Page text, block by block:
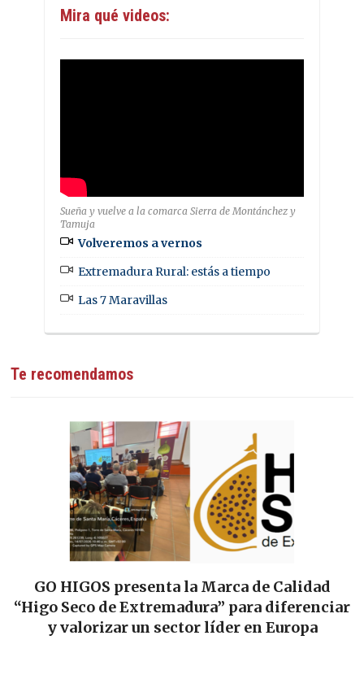
Mira qué videos:
Sueña y vuelve a la comarca Sierra de Montánchez y
Tamuja
Volveremos a vernos
Extremadura Rural: estás a tiempo
Las 7 Maravillas
Te recomendamos
GO HIGOS presenta la Marca de Calidad
“Higo Seco de Extremadura” para diferenciar
y valorizar un sector líder en Europa